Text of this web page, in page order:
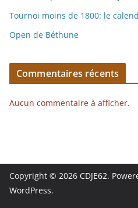
Tournoi moins de 1800: le
Open de Béthune
Commentaires récents
Aucun commentaire à afficher.
Copyright © 2026 CDJE62.
WordPress.